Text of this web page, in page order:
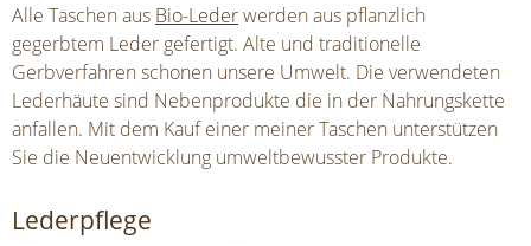
Alle Taschen aus Bio-Lederwerden aus pflanzlich
gegerbtem Leder gefertigt. Alte und traditionelle
Gerbverfahren schonen unsere Umwelt. Die verwendeten
Lederhäute sind Nebenprodukte die in der Nahrungskette
anfallen. Mit dem Kauf einer meiner Taschen unterstützen
Sie die Neuentwicklung umweltbewusster Produkte.
Lederpflege